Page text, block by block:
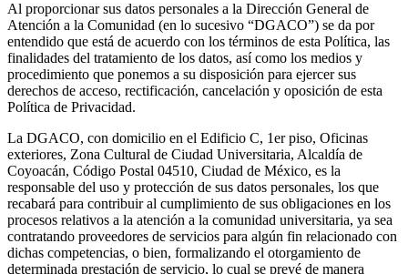
Al proporcionar sus datos personales a la Dirección General de
Atención a la Comunidad (en lo sucesivo “DGACO”) se da por
entendido que está de acuerdo con los términos de esta Política, las
finalidades del tratamiento de los datos, así como los medios y
procedimiento que ponemos a su disposición para ejercer sus
derechos de acceso, rectificación, cancelación y oposición de esta
Política de Privacidad.
La DGACO, con domicilio en el Edificio C, 1er piso, Oficinas
exteriores, Zona Cultural de Ciudad Universitaria, Alcaldía de
Coyoacán, Código Postal 04510, Ciudad de México, es la
responsable del uso y protección de sus datos personales, los que
recabará para contribuir al cumplimiento de sus obligaciones en los
procesos relativos a la atención a la comunidad universitaria, ya sea
contratando proveedores de servicios para algún fin relacionado con
dichas competencias, o bien, formalizando el otorgamiento de
determinada prestación de servicio, lo cual se prevé de manera